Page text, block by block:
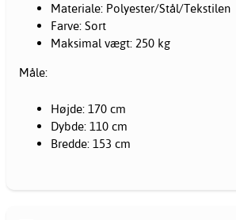
Materiale: Polyester/Stål/Tekstilen
Farve: Sort
Maksimal vægt: 250 kg
Måle:
Højde: 170 cm
Dybde: 110 cm
Bredde: 153 cm